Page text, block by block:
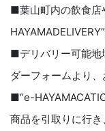
■葉山町内の飲食店
■デリバリー可能地
ダーフォームより
■“e-
商品を引取りに行